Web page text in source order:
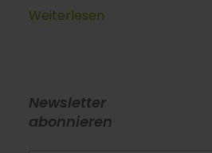
Weiterlesen
Newsletter
abonnieren